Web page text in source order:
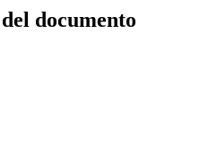
documento